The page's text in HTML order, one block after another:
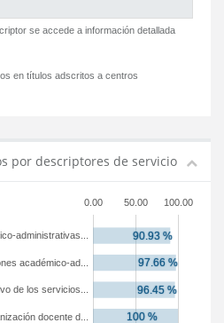
se accede a información detallada
en títulos adscritos a centros
por descriptores de servicio
0.00 50.00 100.00
docente d...
de los servicios...
académico-ad...
administrativas...